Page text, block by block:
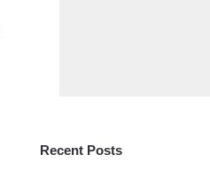
Recent Posts